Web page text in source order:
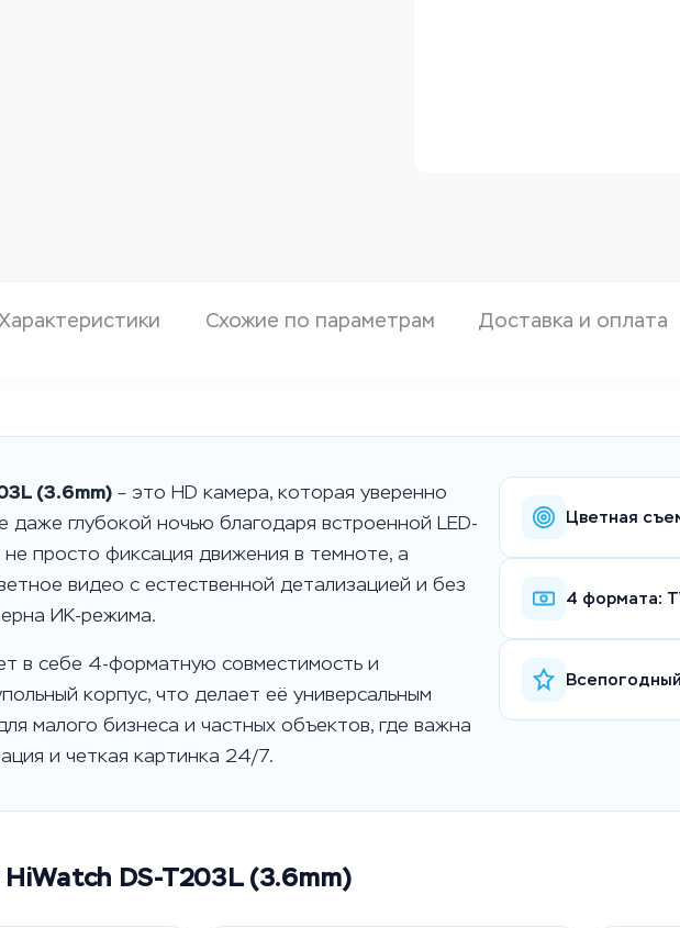
Схожие по параметрам Доставка и оплата
(3.6mm) – это HD камера, которая уверенно
даже глубокой ночью благодаря встроенной LED-
просто фиксация движения в темноте, а
видео с естественной детализацией и без
ИК-режима.
в себе 4-форматную совместимость и
корпус, что делает её универсальным
малого бизнеса и частных объектов, где важна
и четкая картинка 24/7.
Цветная
4 формата:
DS-T203L (3.6mm)